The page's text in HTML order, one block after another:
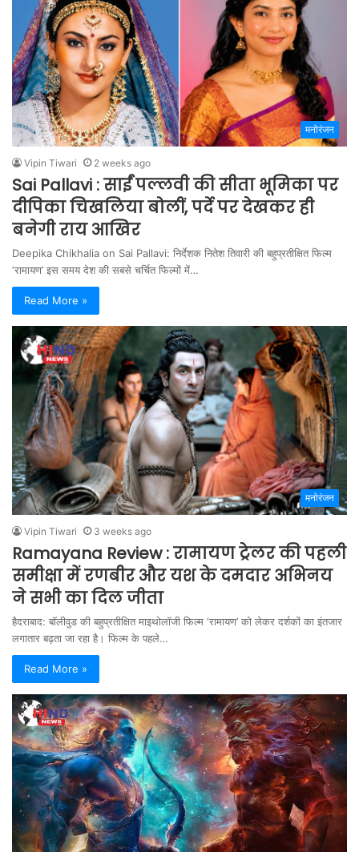
मनोरंजन
Vipin Tiwari 2 weeks ago
Sai Pallavi : साईं पल्लवी की सीता भूमिका पर
दीपिका चिखलिया बोलीं, पर्दे पर देखकर ही
बनेगी राय आखिर
Deepika Chikhalia on Sai Pallavi: निर्देशक नितेश तिवारी की बहुप्रतीक्षित फिल्म
‘रामायण’ इस समय देश की सबसे चर्चित फिल्मों में…
Read More »
मनोरंजन
Vipin Tiwari 3 weeks ago
Ramayana Review : रामायण ट्रेलर की पहली
समीक्षा में रणबीर और यश के दमदार अभिनय
ने सभी का दिल जीता
हैदराबाद: बॉलीवुड की बहुप्रतीक्षित माइथोलॉजी फिल्म ‘रामायण’ को लेकर दर्शकों का इंतजार
लगातार बढ़ता जा रहा है। फिल्म के पहले…
Read More »